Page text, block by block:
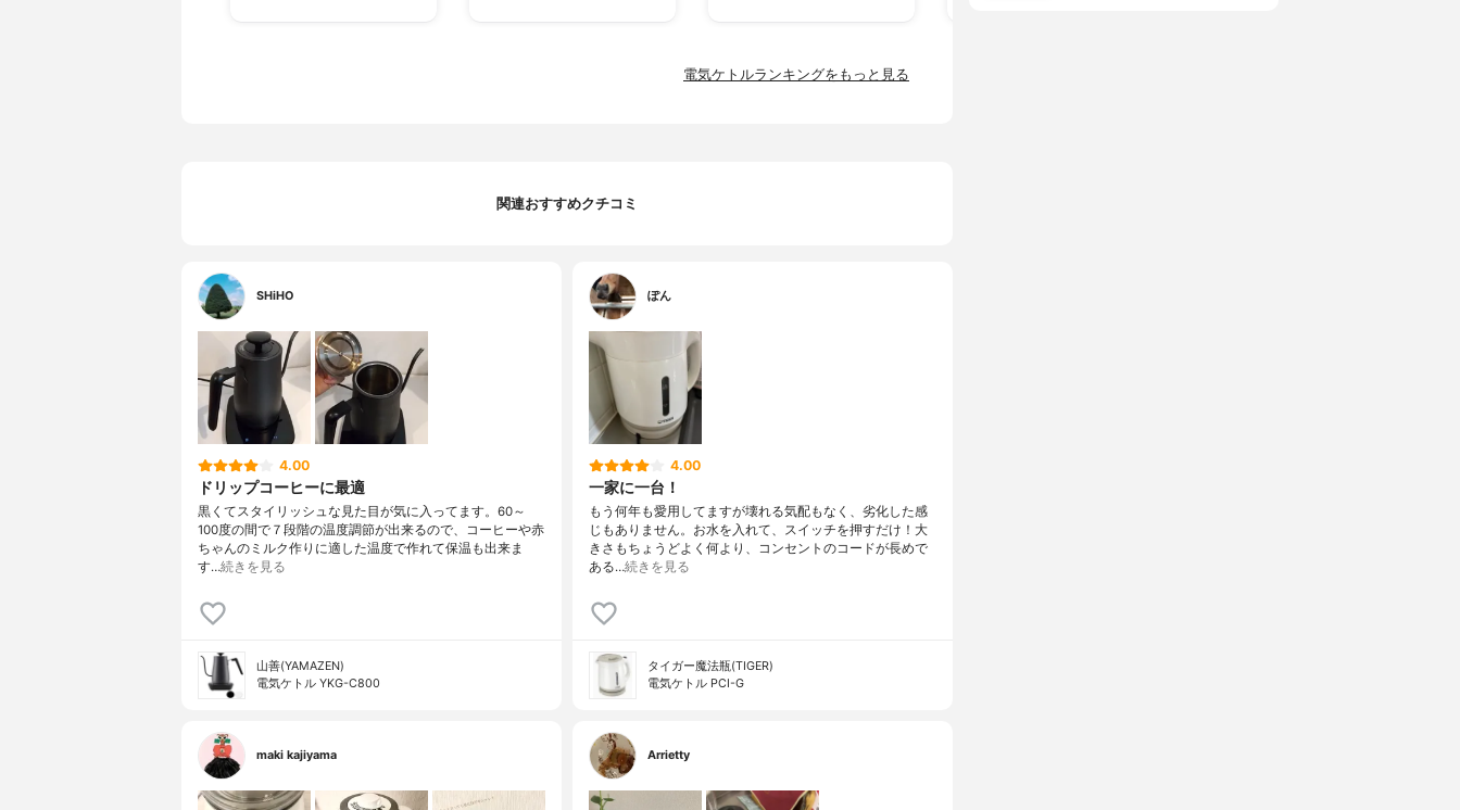
電気ケトルランキングをもっと見る
関連おすすめクチコミ
SHiHO
4.00
ドリップコーヒーに最適
黒くてスタイリッシュな見た目が気に入ってます。60～
100度の間で７段階の温度調節が出来るので、コーヒーや赤
ちゃんのミルク作りに適した温度で作れて保温も出来ま
す…続きを見る
山善(YAMAZEN)
電気ケトル YKG-C800
ぽん
4.00
一家に一台！
もう何年も愛用してますが壊れる気配もなく、劣化した感
じもありません。お水を入れて、スイッチを押すだけ！大
きさもちょうどよく何より、コンセントのコードが長めで
ある…続きを見る
タイガー魔法瓶(TIGER)
電気ケトル PCI-G
maki kajiyama Arrietty